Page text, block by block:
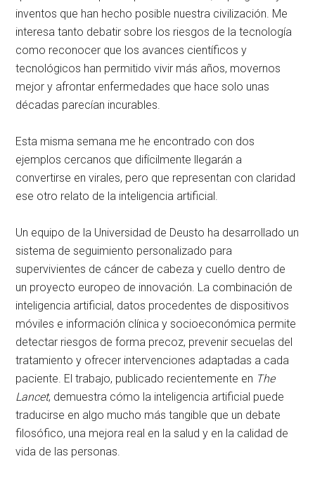
inventos que han hecho posible nuestra civilización. Me
interesa tanto debatir sobre los riesgos de la tecnología
como reconocer que los avances científicos y
tecnológicos han permitido vivir más años, movernos
mejor y afrontar enfermedades que hace solo unas
décadas parecían incurables.
Esta misma semana me he encontrado con dos
ejemplos cercanos que difícilmente llegarán a
convertirse en virales, pero que representan con claridad
ese otro relato de la inteligencia artificial.
Un equipo de la Universidad de Deusto ha desarrollado un
sistema de seguimiento personalizado para
supervivientes de cáncer de cabeza y cuello dentro de
un proyecto europeo de innovación. La combinación de
inteligencia artificial, datos procedentes de dispositivos
móviles e información clínica y socioeconómica permite
detectar riesgos de forma precoz, prevenir secuelas del
tratamiento y ofrecer intervenciones adaptadas a cada
paciente. El trabajo, publicado recientemente en The
Lancet, demuestra cómo la inteligencia artificial puede
traducirse en algo mucho más tangible que un debate
filosófico, una mejora real en la salud y en la calidad de
vida de las personas.